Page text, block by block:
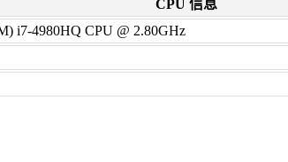
CPU 信息
i7-4980HQ CPU @ 2.80GHz